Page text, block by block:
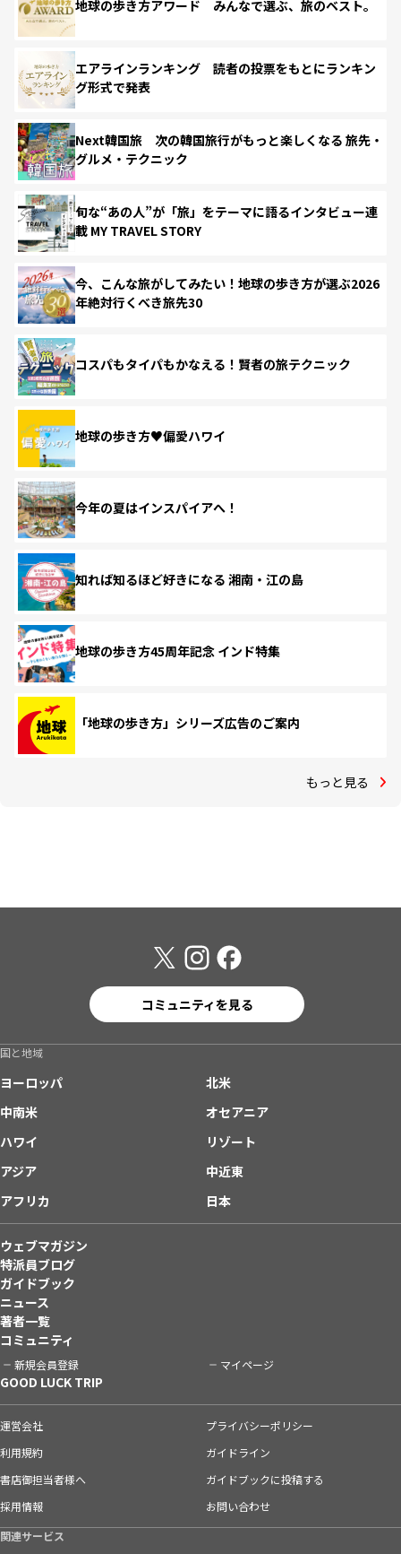
地球の歩き方アワード みんなで選ぶ、旅のベスト。
エアラインランキング 読者の投票をもとにランキン
グ形式で発表
Next韓国旅 次の韓国旅行がもっと楽しくなる 旅先・
グルメ・テクニック
旬な“あの人”が「旅」をテーマに語るインタビュー連
載 MY TRAVEL STORY
今、こんな旅がしてみたい！地球の歩き方が選ぶ2026
年絶対行くべき旅先30
コスパもタイパもかなえる！賢者の旅テクニック
地球の歩き方♥偏愛ハワイ
今年の夏はインスパイアへ！
知れば知るほど好きになる 湘南・江の島
地球の歩き方45周年記念 インド特集
「地球の歩き方」シリーズ広告のご案内
もっと見る
コミュニティを見る
国と地域
ヨーロッパ
北米
中南米
オセアニア
ハワイ
リゾート
アジア
中近東
アフリカ
日本
ウェブマガジン
特派員ブログ
ガイドブック
ニュース
著者一覧
コミュニティ
新規会員登録 マイページ
GOOD LUCK TRIP
運営会社
プライバシーポリシー
利用規約
ガイドライン
書店御担当者様へ
ガイドブックに投稿する
採用情報
お問い合わせ
関連サービス